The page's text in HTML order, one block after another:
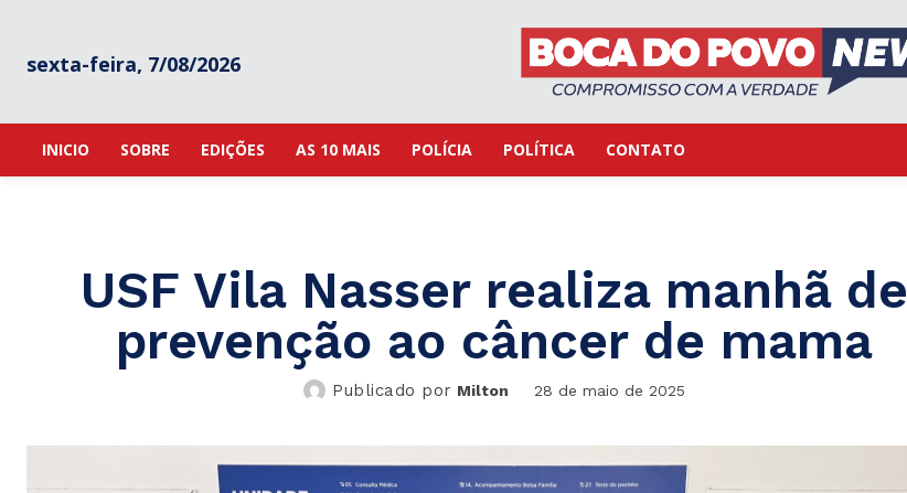
sexta-feira, 7/08/2026
INICIO SOBRE EDIÇÕES AS 10 MAIS POLÍCIA POLÍTICA CONTATO
USF Vila Nasser realiza manhã de
prevenção ao câncer de mama
Publicado por Milton 28 de maio de 2025